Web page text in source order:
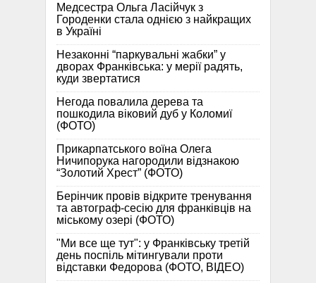
Медсестра Ольга Ласійчук з
Городенки стала однією з найкращих
в Україні
Незаконні “паркувальні жабки” у
дворах Франківська: у мерії радять,
куди звертатися
Негода повалила дерева та
пошкодила віковий дуб у Коломиї
(ФОТО)
Прикарпатського воїна Олега
Ничипорука нагородили відзнакою
“Золотий Хрест” (ФОТО)
Берінчик провів відкрите тренування
та автограф-сесію для франківців на
міському озері (ФОТО)
"Ми все ще тут": у Франківську третій
день поспіль мітингували проти
відставки Федорова (ФОТО, ВІДЕО)